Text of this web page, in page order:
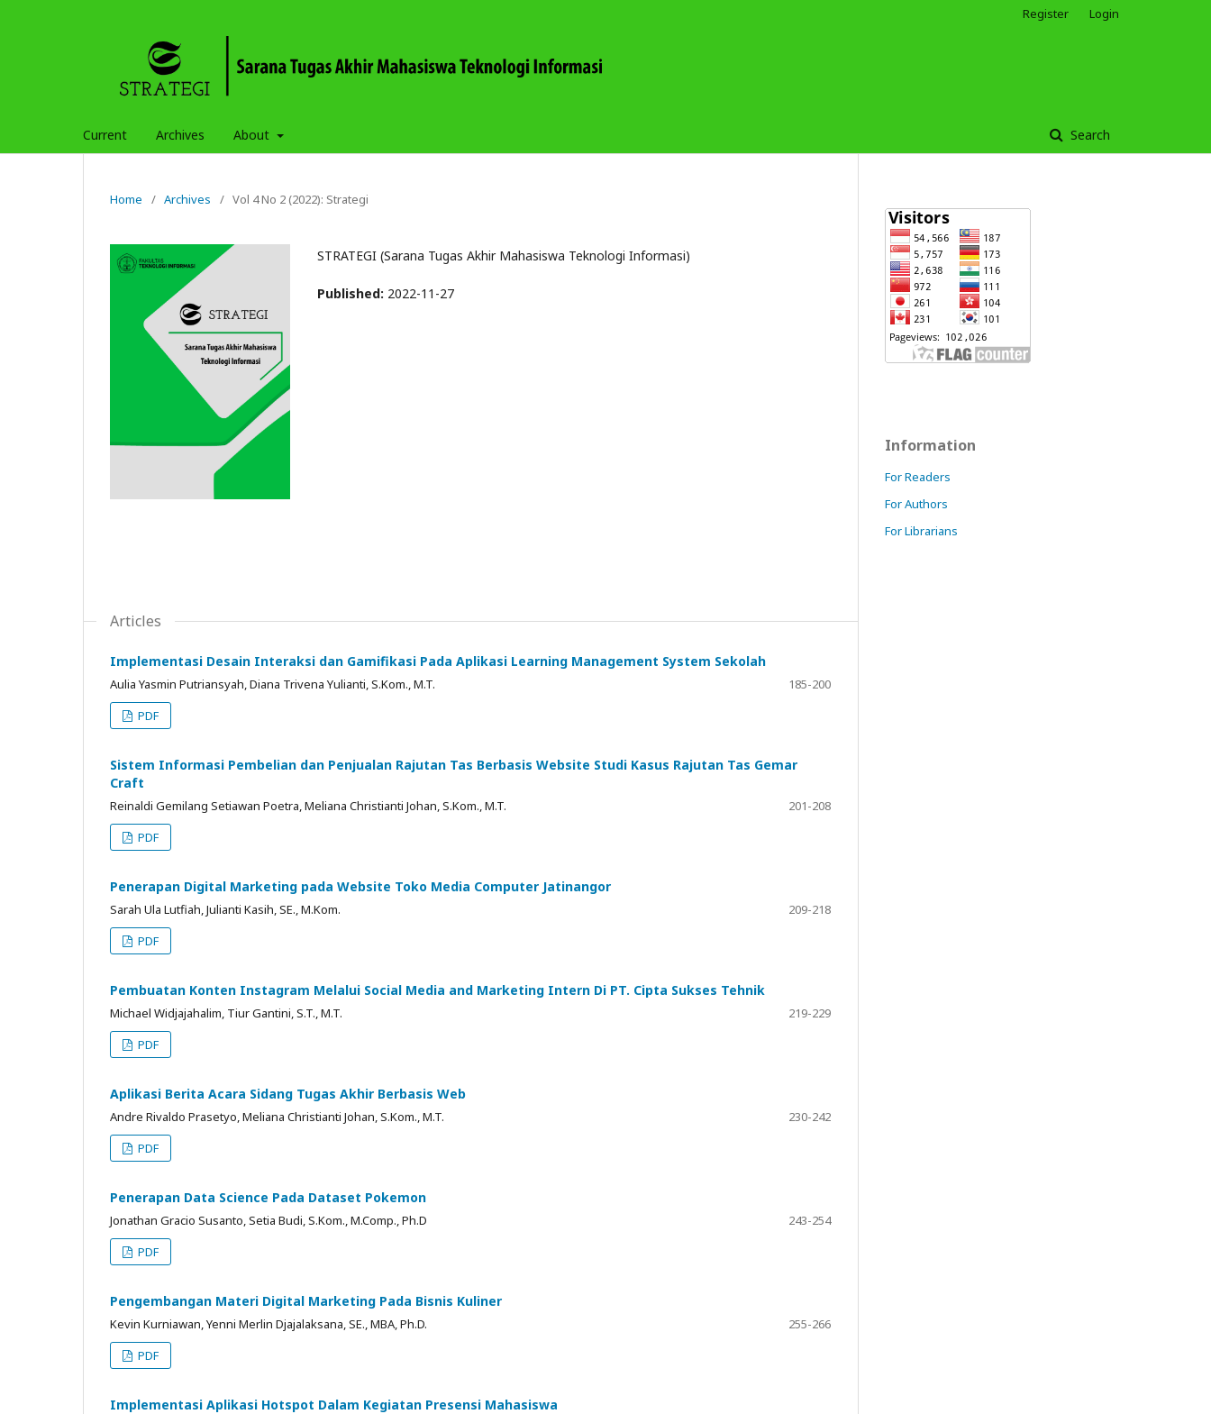
Current Archives About Search
Register Login
Home / Archives / Vol 4 No 2 (2022): Strategi
STRATEGI (Sarana Tugas Akhir Mahasiswa Teknologi Informasi)
Published: 2022-11-27
Articles
Implementasi Desain Interaksi dan Gamifikasi Pada Aplikasi Learning Management System Sekolah
Aulia Yasmin Putriansyah, Diana Trivena Yulianti, S.Kom., M.T.
185-200
PDF
Sistem Informasi Pembelian dan Penjualan Rajutan Tas Berbasis Website Studi Kasus Rajutan Tas Gemar
Craft
Reinaldi Gemilang Setiawan Poetra, Meliana Christianti Johan, S.Kom., M.T.
201-208
PDF
Penerapan Digital Marketing pada Website Toko Media Computer Jatinangor
Sarah Ula Lutfiah, Julianti Kasih, SE., M.Kom.
209-218
PDF
Pembuatan Konten Instagram Melalui Social Media and Marketing Intern Di PT. Cipta Sukses Tehnik
Michael Widjajahalim, Tiur Gantini, S.T., M.T.
219-229
PDF
Aplikasi Berita Acara Sidang Tugas Akhir Berbasis Web
Andre Rivaldo Prasetyo, Meliana Christianti Johan, S.Kom., M.T.
230-242
PDF
Penerapan Data Science Pada Dataset Pokemon
Jonathan Gracio Susanto, Setia Budi, S.Kom., M.Comp., Ph.D
243-254
PDF
Pengembangan Materi Digital Marketing Pada Bisnis Kuliner
Kevin Kurniawan, Yenni Merlin Djajalaksana, SE., MBA, Ph.D.
255-266
PDF
Implementasi Aplikasi Hotspot Dalam Kegiatan Presensi Mahasiswa
Information
For Readers
For Authors
For Librarians